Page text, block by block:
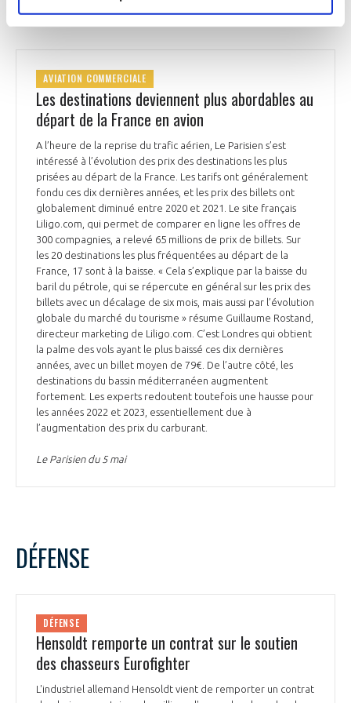
AVIATION COMMERCIALE
Les destinations deviennent plus abordables au
départ de la France en avion
A l’heure de la reprise du trafic aérien, Le Parisien s’est
intéressé à l’évolution des prix des destinations les plus
prisées au départ de la France. Les tarifs ont généralement
fondu ces dix dernières années, et les prix des billets ont
globalement diminué entre 2020 et 2021. Le site français
Liligo.com, qui permet de comparer en ligne les offres de
300 compagnies, a relevé 65 millions de prix de billets. Sur
les 20 destinations les plus fréquentées au départ de la
France, 17 sont à la baisse. « Cela s’explique par la baisse du
baril du pétrole, qui se répercute en général sur les prix des
billets avec un décalage de six mois, mais aussi par l’évolution
globale du marché du tourisme » résume Guillaume Rostand,
directeur marketing de Liligo.com. C’est Londres qui obtient
la palme des vols ayant le plus baissé ces dix dernières
années, avec un billet moyen de 79€. De l’autre côté, les
destinations du bassin méditerranéen augmentent
fortement. Les experts redoutent toutefois une hausse pour
les années 2022 et 2023, essentiellement due à
l’augmentation des prix du carburant.
Le Parisien du 5 mai
DÉFENSE
DÉFENSE
Hensoldt remporte un contrat sur le soutien
des chasseurs Eurofighter
L'industriel allemand Hensoldt vient de remporter un contrat